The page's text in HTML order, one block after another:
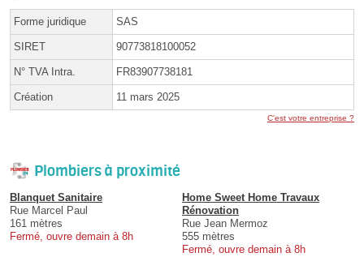
Forme juridique SAS
SIRET 90773818100052
N° TVA Intra. FR83907738181
Création 11 mars 2025
C'est votre entreprise ?
Plombiers à proximité
Blanquet Sanitaire
Rue Marcel Paul
161 mètres
Fermé, ouvre demain à 8h
Home Sweet Home Travaux
Rénovation
Rue Jean Mermoz
555 mètres
Fermé, ouvre demain à 8h